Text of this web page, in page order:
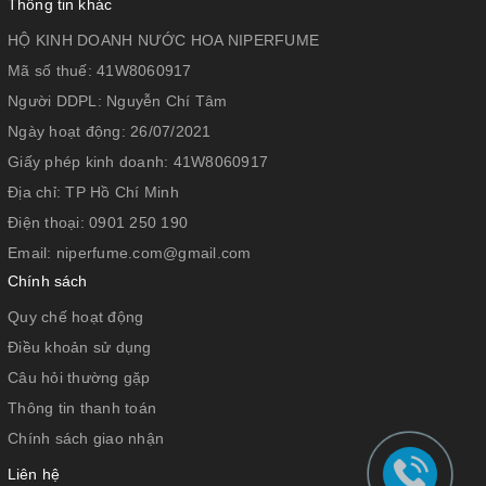
Thông tin khác
HỘ KINH DOANH NƯỚC HOA NIPERFUME
Mã số thuế: 41W8060917
Người DDPL: Nguyễn Chí Tâm
Ngày hoạt động: 26/07/2021
Giấy phép kinh doanh: 41W8060917
Địa chỉ:TP Hồ Chí Minh
Điện thoại: 0901 250 190
Email: niperfume.com@gmail.com
Chính sách
Quy chế hoạt động
Điều khoản sử dụng
Câu hỏi thường gặp
Thông tin thanh toán
Chính sách giao nhận
Liên hệ